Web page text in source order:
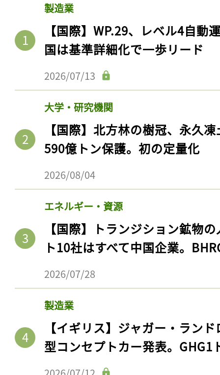
製造業
【国際】WP.29、レベル4自動
国は基準詳細化で一歩リード
2026/07/13
大学・研究機関
【国際】北方林の樹冠、永久
590億トン保護。初の定量化
2026/08/04
エネルギー・資源
【国際】トランジション鉱物
ト10社はすべて中国企業。
2026/07/28
製造業
【イギリス】ジャガー・ラン
型コンセプトカー発表。GHG1